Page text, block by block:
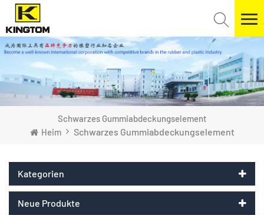
Schwarzes Gummiabdeckungselement
Heim
Schwarzes Gummiabdeckungselement
Kategorien
Neue Produkte